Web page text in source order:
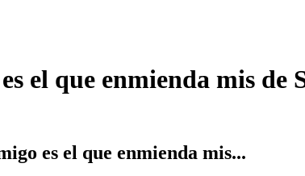
el que enmienda mis
es el que enmienda mis...